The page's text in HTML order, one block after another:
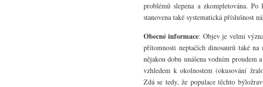
problémů slepena a zkompletována.
stanovena také systematická příslušnost
Obecné informace: Objev je velmi
přítomnosti neptačích dinosaurů také na
nějakou dobu unášena vodním proudem
vzhledem k okolnostem (okusování
Zdá se tedy, že populace těchto